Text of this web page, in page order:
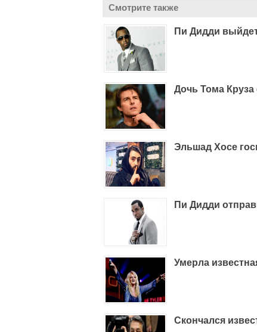
Смотрите также
Пи Дидди
Дочь Тома Круза
Эльшад Хосе
Пи Дидди
Умерла
Скончался